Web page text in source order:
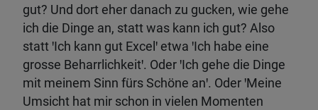
gut? Und dort eher danach zu gucken, wie gehe
ich die Dinge an, statt was kann ich gut? Also
statt ꞌIch kann gut Excelꞌ etwa ꞌIch habe eine
grosse Beharrlichkeitꞌ. Oder ꞌIch gehe die Dinge
mit meinem Sinn fürs Schöne anꞌ. Oder ꞌMeine
Umsicht hat mir schon in vielen Momenten